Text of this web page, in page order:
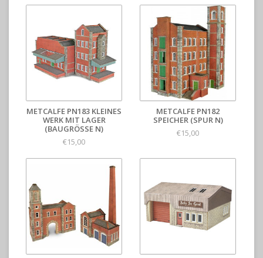
METCALFE PN183 KLEINES
WERK MIT LAGER
(BAUGRÖSSE N)
€15,00
METCALFE PN182
SPEICHER (SPUR N)
€15,00